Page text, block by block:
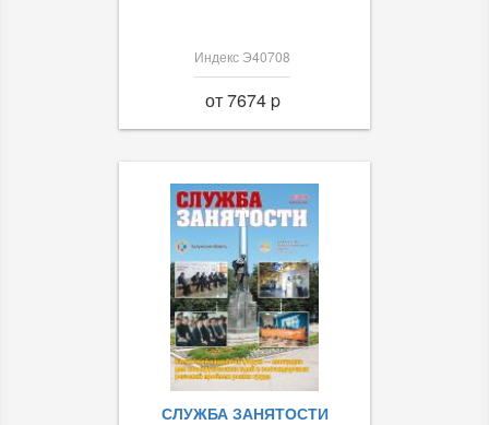
Индекс Э40708
от 7674 p
СЛУЖБА ЗАНЯТОСТИ